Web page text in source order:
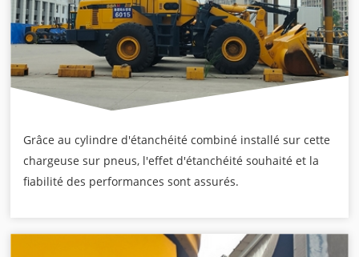
Grâce au cylindre d'étanchéité combiné installé sur cette
chargeuse sur pneus, l'effet d'étanchéité souhaité et la
fiabilité des performances sont assurés.